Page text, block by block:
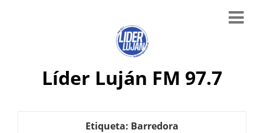
Líder Luján FM 97.7
Etiqueta: Barredora